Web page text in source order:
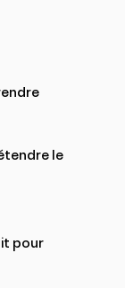
le
pour